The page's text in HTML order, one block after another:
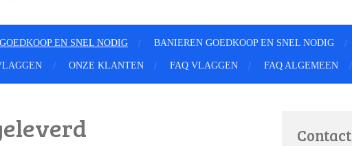
EN SNEL NODIG BANIEREN GOEDKOOP EN SNEL NODIG
ONZE KLANTEN FAQ VLAGGEN FAQ ALGEMEEN
Contact